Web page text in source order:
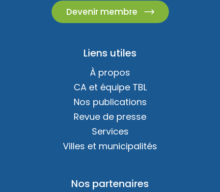
Devenir membre
Liens utiles
À propos
CA et équipe TBL
Nos publications
Revue de presse
Services
Villes et municipalités
Nos partenaires